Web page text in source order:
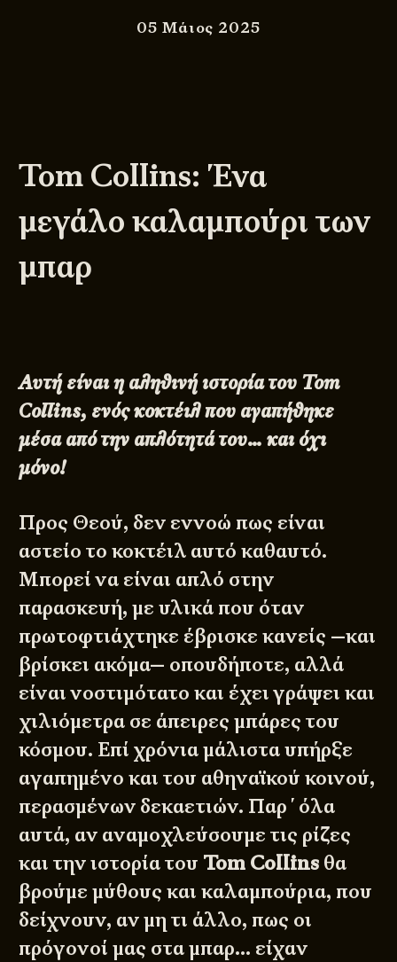
05 Μάιος 2025
Tom Collins: Ένα
μεγάλο καλαμπούρι των
μπαρ
Αυτή είναι η αληθινή ιστορία του Tom
Collins, ενός κοκτέιλ που αγαπήθηκε
μέσα από την απλότητά του… και όχι
μόνο!
Προς Θεού, δεν εννοώ πως είναι
αστείο το κοκτέιλ αυτό καθαυτό.
Μπορεί να είναι απλό στην
παρασκευή, με υλικά που όταν
πρωτοφτιάχτηκε έβρισκε κανείς —και
βρίσκει ακόμα— οπουδήποτε, αλλά
είναι νοστιμότατο και έχει γράψει και
χιλιόμετρα σε άπειρες μπάρες του
κόσμου. Επί χρόνια μάλιστα υπήρξε
αγαπημένο και του αθηναϊκού κοινού,
περασμένων δεκαετιών. Παρ΄όλα
αυτά, αν αναμοχλεύσουμε τις ρίζες
και την ιστορία του Tom Collins θα
βρούμε μύθους και καλαμπούρια, που
δείχνουν, αν μη τι άλλο, πως οι
πρόγονοί μας στα μπαρ… είχαν